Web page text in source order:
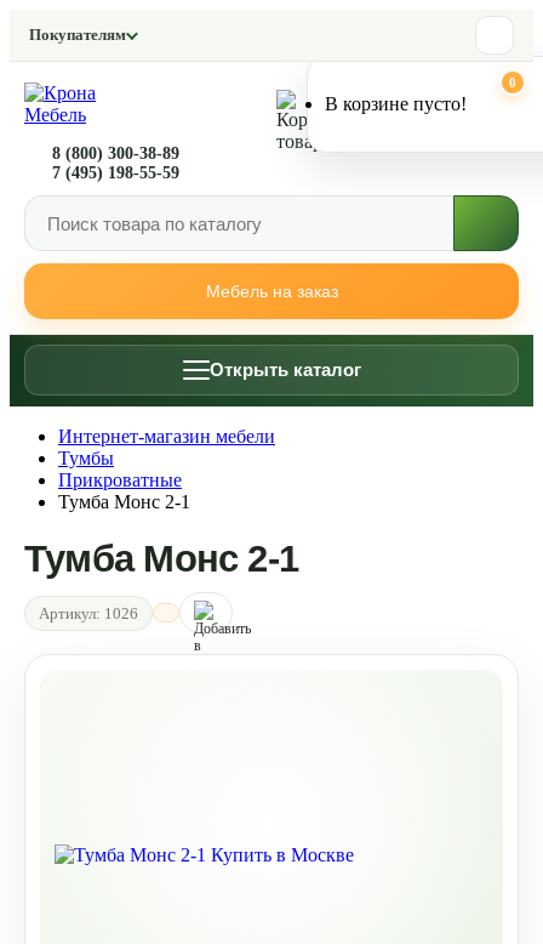
Покупателям
Мебель на заказ
8 (800) 300-38-89
7 (495) 198-55-59
0
В корзине пусто!
Открыть каталог
Интернет-магазин мебели
Тумбы
Прикроватные
Тумба Монс 2-1
Тумба Монс 2-1
Артикул: 1026